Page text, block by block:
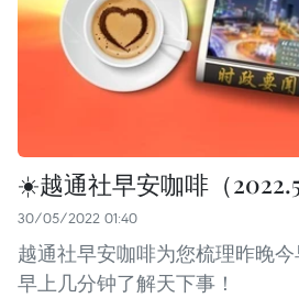
☀️越通社早安咖啡（
30/05/2022 01:40
越通社早安咖啡为您梳理昨晚今
早上几分钟了解天下事！